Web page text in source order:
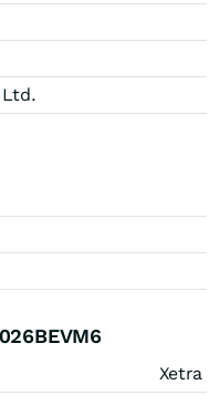
Xetra